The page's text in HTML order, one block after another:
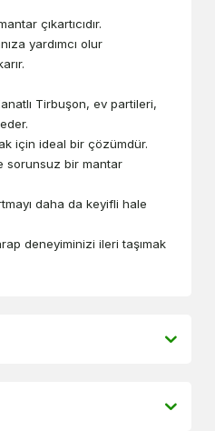
çıkartıcıdır.
yardımcı olur
Tirbuşon, ev partileri,
için ideal bir çözümdür.
sorunsuz bir mantar
daha da keyifli hale
deneyiminizi ileri taşımak